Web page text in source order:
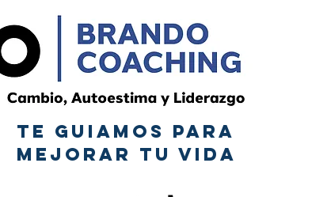
TE GUIAMOS PARA
MEJORAR TU VIDA